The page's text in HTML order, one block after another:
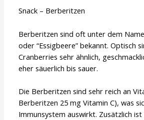
Snack – Berberitzen
Berberitzen sind oft unter dem
oder “Essigbeere” bekannt. Optisch
Cranberries sehr ähnlich,
eher säuerlich bis sauer.
Die Berberitzen sind sehr reich an
Berberitzen 25 mg Vitamin C), was
Immunsystem auswirkt. Zusätzlich